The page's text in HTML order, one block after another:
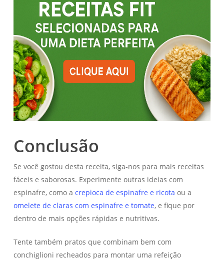
Conclusão
Se você gostou desta receita, siga-nos para mais receitas
fáceis e saborosas. Experimente outras ideias com
espinafre, como a crepioca de espinafre e ricota ou a
omelete de claras com espinafre e tomate, e fique por
dentro de mais opções rápidas e nutritivas.
Tente também pratos que combinam bem com
conchiglioni recheados para montar uma refeição